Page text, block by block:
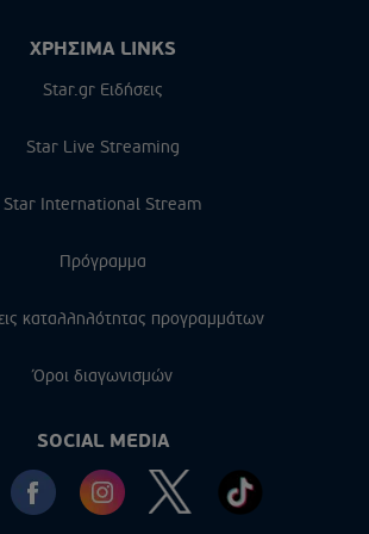
ΧΡΗΣΙΜΑ LINKS
Star.gr Ειδήσεις
Star Live Streaming
Star International Stream
Πρόγραμμα
καταλληλότητας προγραμμάτων
Όροι διαγωνισμών
SOCIAL MEDIA